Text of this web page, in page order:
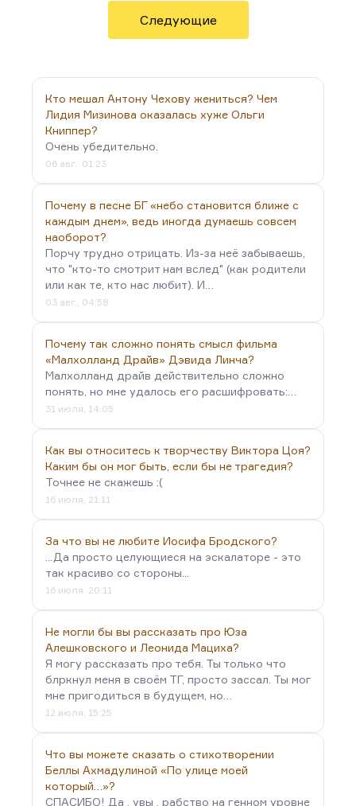
умеренного, неприхотливого, но все-таки
комфорта. Мне, в общем, не нравится, когда меня
Марихуана – дело не в пропаганде наркотиков.
Но марихуана меняет характер мышления. Она
заметно снижает вашу собственную критичность.
И при таком подходе, мне кажется, даже в…
Следующие
Кто мешал Антону Чехову жениться? Чем
Лидия Мизинова оказалась хуже Ольги
Книппер?
Очень убедительно.
06 авг., 01:23
Почему в песне БГ «небо становится ближе с
каждым днем», ведь иногда думаешь совсем
наоборот?
Порчу трудно отрицать. Из-за неё забываешь,
что "кто-то смотрит нам вслед" (как родители
или как те, кто нас любит). И…
03 авг., 04:58
Почему так сложно понять смысл фильма
«Малхолланд Драйв» Дэвида Линча?
Малхолланд драйв действительно сложно
понять, но мне удалось его расшифровать:…
31 июля, 14:05
Как вы относитесь к творчеству Виктора Цоя?
Каким бы он мог быть, если бы не трагедия?
Точнее не скажешь :(
16 июля, 21:11
За что вы не любите Иосифа Бродского?
...Да просто целующиеся на эскалаторе - это
так красиво со стороны...
16 июля, 20:11
Не могли бы вы рассказать про Юза
Алешковского и Леонида Мациха?
Я могу рассказать про тебя. Ты только что
блркнул меня в своём ТГ, просто зассал. Ты мог
мне пригодиться в будущем, но…
12 июля, 15:25
Что вы можете сказать о стихотворении
Беллы Ахмадулиной «По улице моей
который…»?
СПАСИБО! Да , увы . рабство на генном уровне